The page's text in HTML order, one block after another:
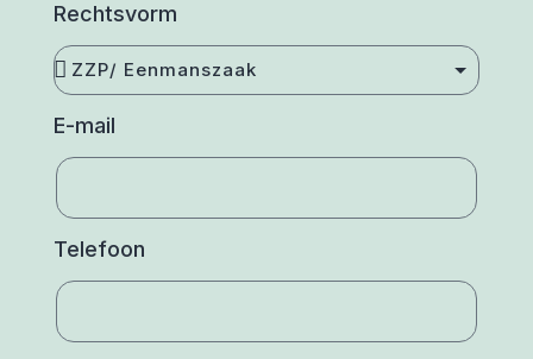
Rechtsvorm
E-mail
Telefoon